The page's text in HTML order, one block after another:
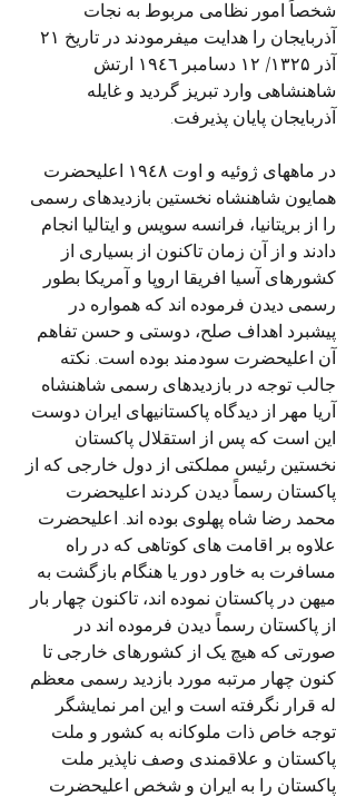
شخصاً امور نظامی مربوط به نجات
آذر ۱۳۲۵/ ۱۲ دسامبر ١٩٤٦ ارتش
شاهنشاهی وارد تبریز گردید و غایله
آذربایجان پایان پذیرفت.
در ماههای ژوئیه و اوت ١٩٤٨ اعلیحضرت
همایون شاهنشاه نخستین بازدیدهای رسمی
را از بریتانیا، فرانسه سویس و ایتالیا انجام
دادند و از آن زمان تاکنون از بسیاری از
کشورهای آسیا افریقا اروپا و آمریکا بطور
رسمی دیدن فرموده اند که همواره در
پیشبرد اهداف صلح، دوستی و حسن تفاهم
آن اعلیحضرت سودمند بوده است. نکته
جالب توجه در بازدیدهای رسمی شاهنشاه
آریا مهر از دیدگاه پاکستانیهای ایران دوست
این است که پس از استقلال پاکستان
نخستین رئیس مملکتی از دول خارجی که از
پاکستان رسماً دیدن کردند اعلیحضرت
محمد رضا شاه پهلوی بوده اند. اعلیحضرت
علاوه بر اقامت های کوتاهی که در راه
مسافرت به خاور دور یا هنگام بازگشت به
میهن در پاکستان نموده اند، تاکنون چهار بار
از پاکستان رسماً دیدن فرموده اند در
صورتی که هیچ یک از کشورهای خارجی تا
کنون چهار مرتبه مورد بازدید رسمی معظم
له قرار نگرفته است و این امر نمایشگر
توجه خاص ذات ملوکانه به کشور و ملت
پاکستان و علاقمندی وصف ناپذیر ملت
پاکستان را به ایران و شخص اعلیحضرت